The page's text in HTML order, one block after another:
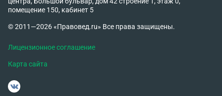
помещение 150, кабинет 5
© 2011—2026 «Правовед.ru» Все права защищены.
Лицензионное соглашение
Карта сайта